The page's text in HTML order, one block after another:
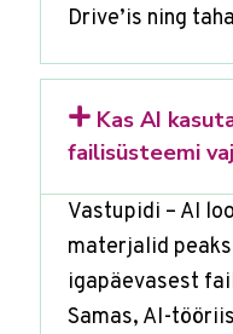
Drive’is ning
Kas AI
failisüsteemi
Vastupidi – AI
materjalid
igapäevasest
Samas, AI-